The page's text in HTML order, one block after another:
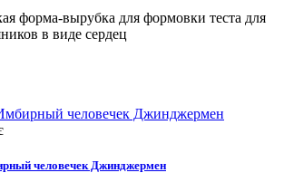
форма-вырубка для формовки теста для
в виде сердец
человечек Джинджермен